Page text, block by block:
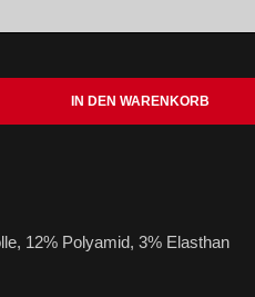
IN DEN WARENKORB
12% Polyamid, 3% Elasthan